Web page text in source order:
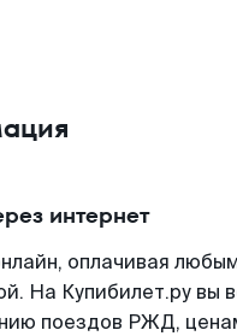
интернет
оплачивая
На Купибилет.ру вы
поездов РЖД,